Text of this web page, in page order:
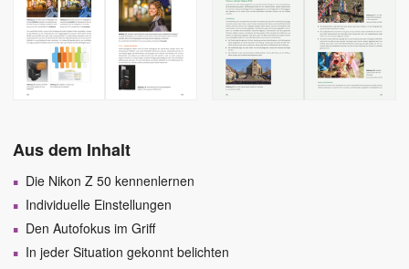
Aus dem Inhalt
Die Nikon Z 50 kennenlernen
Individuelle Einstellungen
Den Autofokus im Griff
In jeder Situation gekonnt belichten